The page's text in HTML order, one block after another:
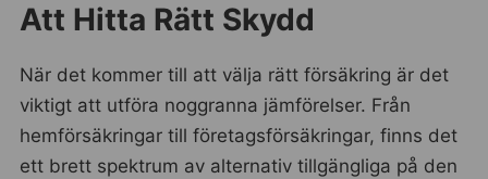
Att Hitta Rätt Skydd
När det kommer till att välja rätt försäkring är det
viktigt att utföra noggranna jämförelser. Från
hemförsäkringar till företagsförsäkringar, finns det
ett brett spektrum av alternativ tillgängliga på den